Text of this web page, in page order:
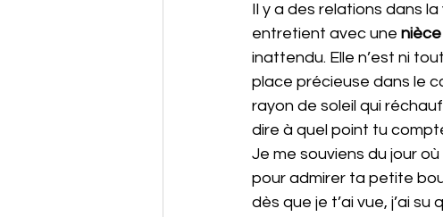
Il y a des relations dans
entretient avec une nièce
inattendu. Elle n’est ni
place précieuse dans le
rayon de soleil qui
dire à quel point tu
Je me souviens du jour
pour admirer ta petite
dès que je t’ai vue, j’ai